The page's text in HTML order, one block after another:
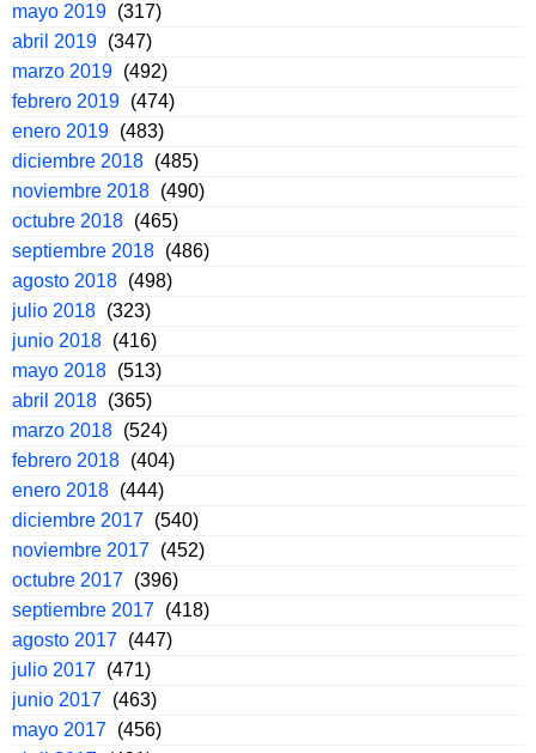
mayo 2019 (317)
abril 2019 (347)
marzo 2019 (492)
febrero 2019 (474)
enero 2019 (483)
diciembre 2018 (485)
noviembre 2018 (490)
octubre 2018 (465)
septiembre 2018 (486)
agosto 2018 (498)
julio 2018 (323)
junio 2018 (416)
mayo 2018 (513)
abril 2018 (365)
marzo 2018 (524)
febrero 2018 (404)
enero 2018 (444)
diciembre 2017 (540)
noviembre 2017 (452)
octubre 2017 (396)
septiembre 2017 (418)
agosto 2017 (447)
julio 2017 (471)
junio 2017 (463)
mayo 2017 (456)